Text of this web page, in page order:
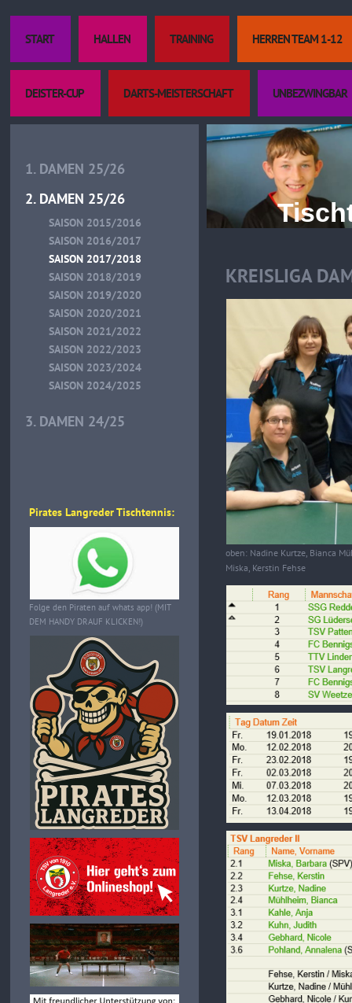
START HALLEN TRAINING HERREN TEAM 1-12
DEISTER-CUP DARTS-MEISTERSCHAFT UNBEZWINGBAR
1. DAMEN 25/26
2. DAMEN 25/26
SAISON 2015/2016
SAISON 2016/2017
SAISON 2017/2018
SAISON 2018/2019
SAISON 2019/2020
SAISON 2020/2021
SAISON 2021/2022
SAISON 2022/2023
SAISON 2023/2024
SAISON 2024/2025
3. DAMEN 24/25
Pirates Langreder Tischtennis:
Folge den Piraten auf whats app! (MIT
DEM HANDY DRAUF KLICKEN!)
KREISLIGA
oben: Nadine Kurtze, Bianca
Miska, Kerstin Fehse